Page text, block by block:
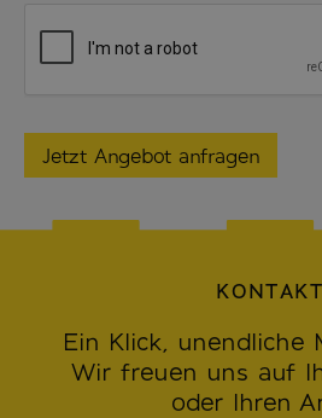
KONTAKT
Ein Klick, unendliche
Wir freuen uns auf
oder Ihren